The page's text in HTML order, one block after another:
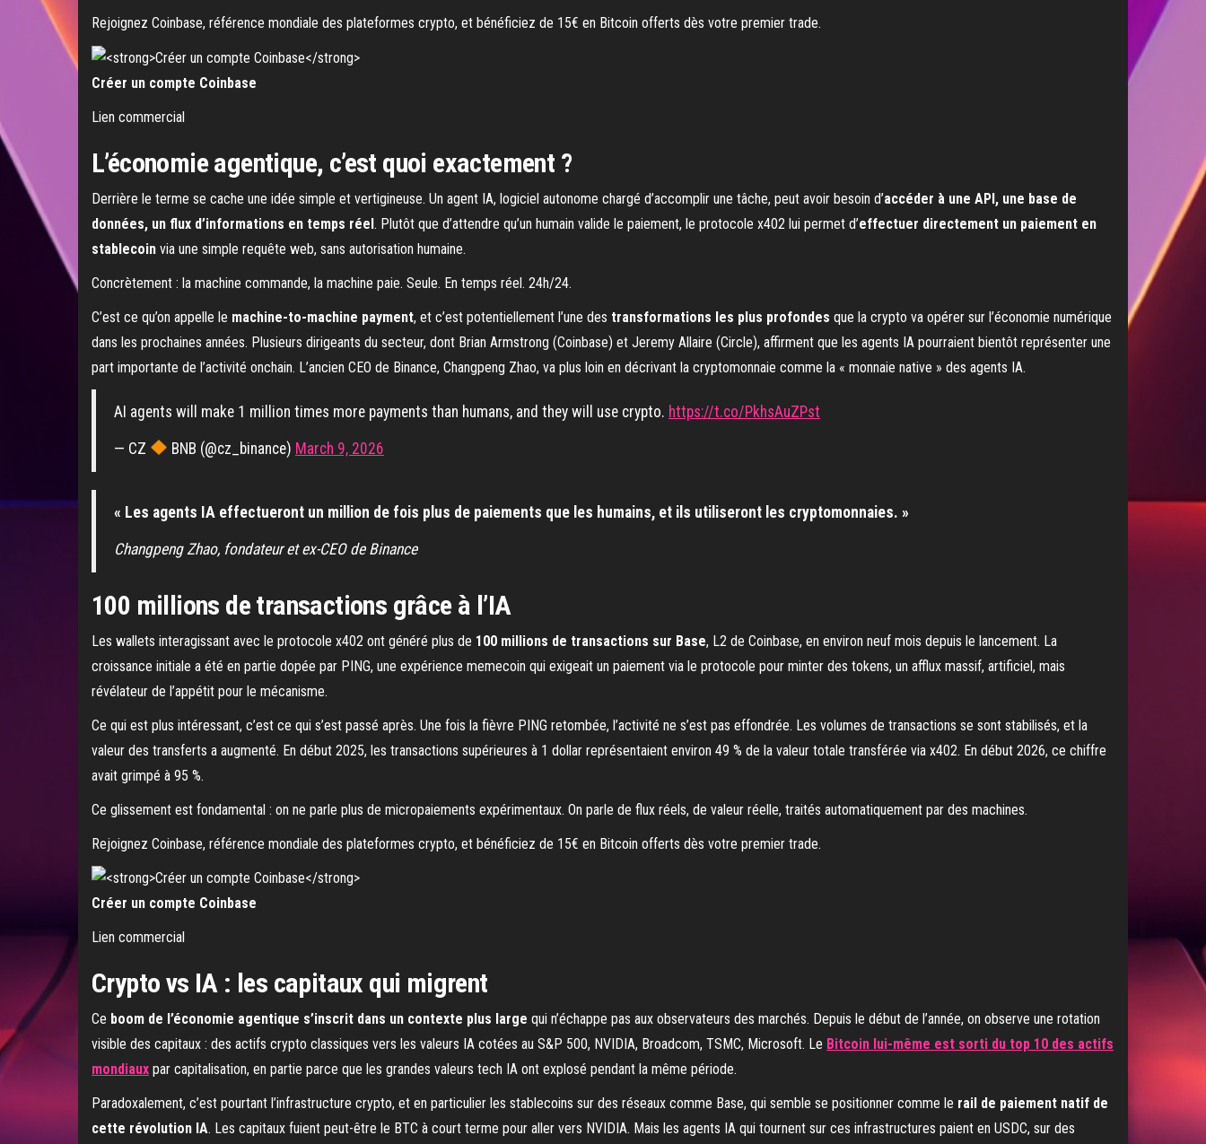
Rejoignez Coinbase, référence mondiale des plateformes crypto, et bénéficiez de 15€ en Bitcoin offerts dès votre premier trade.
Créer un compte Coinbase
Lien commercial
L’économie agentique, c’est quoi exactement ?
Derrière le terme se cache une idée simple et vertigineuse. Un agent IA, logiciel autonome chargé d’accomplir une tâche, peut avoir besoin d’accéder à une API, une base de
données, un flux d’informations en temps réel. Plutôt que d’attendre qu’un humain valide le paiement, le protocole x402 lui permet d’effectuer directement un paiement en
stablecoin via une simple requête web, sans autorisation humaine.
Concrètement : la machine commande, la machine paie. Seule. En temps réel. 24h/24.
C’est ce qu’on appelle le machine-to-machine payment, et c’est potentiellement l’une des transformations les plus profondes que la crypto va opérer sur l’économie numérique
dans les prochaines années. Plusieurs dirigeants du secteur, dont Brian Armstrong (Coinbase) et Jeremy Allaire (Circle), affirment que les agents IA pourraient bientôt représenter une
part importante de l’activité onchain. L’ancien CEO de Binance, Changpeng Zhao, va plus loin en décrivant la cryptomonnaie comme la « monnaie native » des agents IA.
AI agents will make 1 million times more payments than humans, and they will use crypto. https://t.co/PkhsAuZPst
— CZ BNB (@cz_binance) March 9, 2026
« Les agents IA effectueront un million de fois plus de paiements que les humains, et ils utiliseront les cryptomonnaies. »
Changpeng Zhao, fondateur et ex-CEO de Binance
100 millions de transactions grâce à l’IA
Les wallets interagissant avec le protocole x402 ont généré plus de 100 millions de transactions sur Base, L2 de Coinbase, en environ neuf mois depuis le lancement. La
croissance initiale a été en partie dopée par PING, une expérience memecoin qui exigeait un paiement via le protocole pour minter des tokens, un afflux massif, artificiel, mais
révélateur de l’appétit pour le mécanisme.
Ce qui est plus intéressant, c’est ce qui s’est passé après. Une fois la fièvre PING retombée, l’activité ne s’est pas effondrée. Les volumes de transactions se sont stabilisés, et la
valeur des transferts a augmenté. En début 2025, les transactions supérieures à 1 dollar représentaient environ 49 % de la valeur totale transférée via x402. En début 2026, ce chiffre
avait grimpé à 95 %.
Ce glissement est fondamental : on ne parle plus de micropaiements expérimentaux. On parle de flux réels, de valeur réelle, traités automatiquement par des machines.
Rejoignez Coinbase, référence mondiale des plateformes crypto, et bénéficiez de 15€ en Bitcoin offerts dès votre premier trade.
Créer un compte Coinbase
Lien commercial
Crypto vs IA : les capitaux qui migrent
Ce boom de l’économie agentique s’inscrit dans un contexte plus large qui n’échappe pas aux observateurs des marchés. Depuis le début de l’année, on observe une rotation
visible des capitaux : des actifs crypto classiques vers les valeurs IA cotées au S&P 500, NVIDIA, Broadcom, TSMC, Microsoft. Le Bitcoin lui-même est sorti du top 10 des actifs
mondiaux par capitalisation, en partie parce que les grandes valeurs tech IA ont explosé pendant la même période.
Paradoxalement, c’est pourtant l’infrastructure crypto, et en particulier les stablecoins sur des réseaux comme Base, qui semble se positionner comme le rail de paiement natif de
cette révolution IA. Les capitaux fuient peut-être le BTC à court terme pour aller vers NVIDIA. Mais les agents IA qui tournent sur ces infrastructures paient en USDC, sur des